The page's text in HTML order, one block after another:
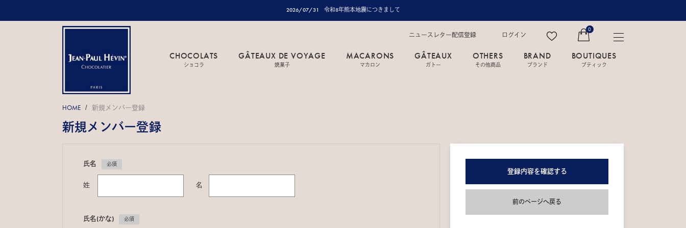
2026/07/31 令和8年熊本地震につきまして
ニュースレター配信登録 ログイン
0
CHOCOLATS
ショコラ
GÂTEAUX DE VOYAGE
焼菓子
MACARONS
マカロン
GÂTEAUX
ガトー
OTHERS
その他商品
BRAND
ブランド
BOUTIQUES
ブティック
HOME / 新規メンバー登録
新規メンバー登録
氏名 必須
姓 名
氏名(かな) 必須
登録内容を確認する
前のページへ戻る